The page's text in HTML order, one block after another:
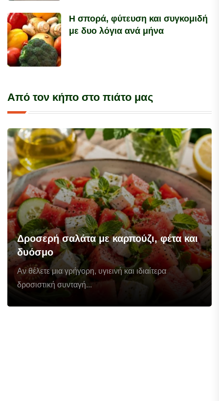
Η σπορά, φύτευση και συγκομιδή
με δυο λόγια ανά μήνα
Από τον κήπο στο πιάτο μας
Δροσερή σαλάτα με καρπούζι, φέτα και
δυόσμο
Αν θέλετε μια γρήγορη, υγιεινή και ιδιαίτερα
δροσιστική συνταγή...